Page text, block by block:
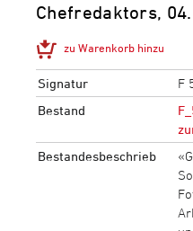
Chefredaktors,
zu Warenkorb hinzu
Signatur
F
Bestand
Bestandesbeschrieb